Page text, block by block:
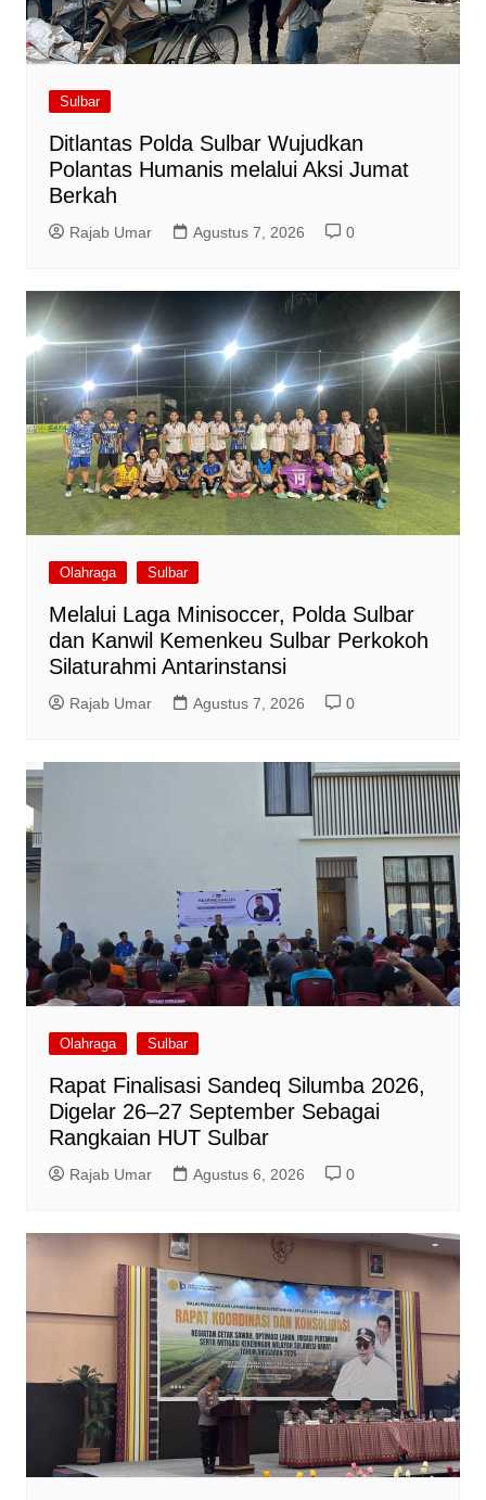
Sulbar
Ditlantas Polda Sulbar Wujudkan
Polantas Humanis melalui Aksi Jumat
Berkah
Rajab Umar Agustus 7, 2026 0
Olahraga Sulbar
Melalui Laga Minisoccer, Polda Sulbar
dan Kanwil Kemenkeu Sulbar Perkokoh
Silaturahmi Antarinstansi
Rajab Umar Agustus 7, 2026 0
Olahraga Sulbar
Rapat Finalisasi Sandeq Silumba 2026,
Digelar 26–27 September Sebagai
Rangkaian HUT Sulbar
Rajab Umar Agustus 6, 2026 0